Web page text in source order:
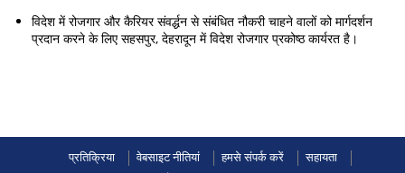
विदेश में रोजगार और कैरियर संवर्द्धन से संबंधित नौकरी चाहने वालों को मार्गदर्शन
प्रदान करने के लिए सहसपुर, देहरादून में विदेश रोजगार प्रकोष्ठ कार्यरत है।
प्रतिक्रिया वेबसाइट नीतियां हमसे संपर्क करें
सहायता